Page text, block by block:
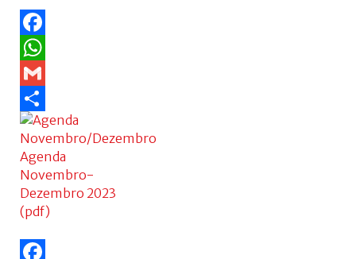
Facebook
WhatsApp
Gmail
Share
Agenda
Novembro-
Dezembro 2023
(pdf)